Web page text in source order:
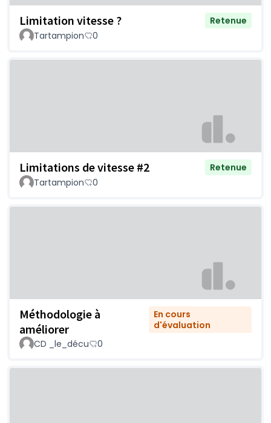
Limitation vitesse ?
Retenue
Tartampion
0
Limitations de vitesse #2
Retenue
Tartampion
0
Méthodologie à
améliorer
En cours
d'évaluation
CD _le_décu
0